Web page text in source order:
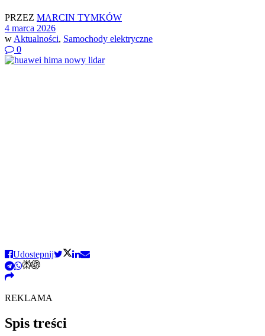
PRZEZ MARCIN TYMKÓW
4 marca 2026
w Aktualności, Samochody elektryczne
0
Udostępnij
REKLAMA
Spis treści